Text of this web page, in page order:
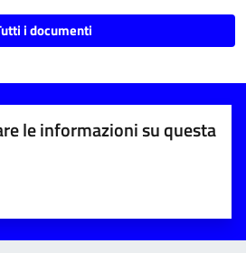
i documenti
le informazioni su questa
5su 5
4 stelle su 5